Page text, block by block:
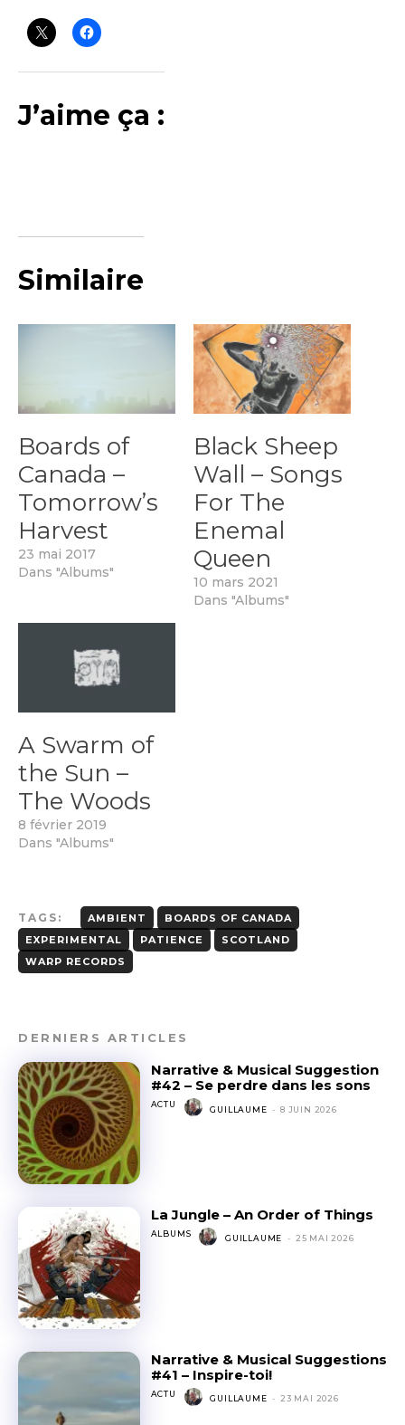
J’aime ça :
Similaire
Boards of
Canada –
Tomorrow’s
Harvest
23 mai 2017
Dans "Albums"
Black Sheep
Wall – Songs
For The
Enemal
Queen
10 mars 2021
Dans "Albums"
A Swarm of
the Sun –
The Woods
8 février 2019
Dans "Albums"
TAGS: AMBIENT
BOARDS OF CANADA
EXPERIMENTAL
PATIENCE
SCOTLAND
WARP RECORDS
DERNIERS ARTICLES
Narrative & Musical Suggestion
#42 – Se perdre dans les sons
ACTU GUILLAUME - 8 JUIN 2026
La Jungle – An Order of Things
ALBUMS GUILLAUME - 25 MAI 2026
Narrative & Musical Suggestions
#41 – Inspire-toi!
ACTU GUILLAUME - 23 MAI 2026